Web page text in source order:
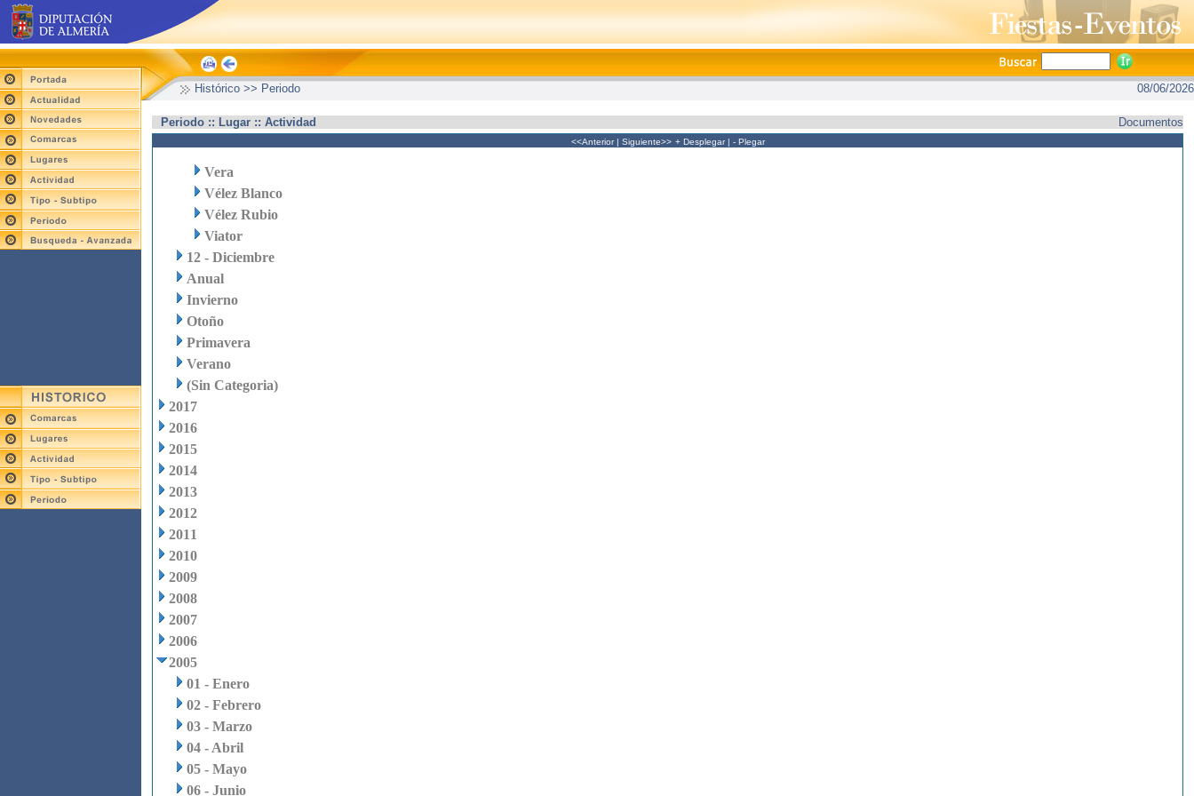
Histórico >> Periodo 08/06/2026
Periodo :: Lugar :: Actividad Documentos
<<Anterior| Siguiente>> + Desplegar| - Plegar
Vera
Vélez Blanco
Vélez Rubio
Viator
12 - Diciembre
Anual
Invierno
Otoño
Primavera
Verano
(Sin Categoria)
2017
2016
2015
2014
2013
2012
2011
2010
2009
2008
2007
2006
2005
01 - Enero
02 - Febrero
03 - Marzo
04 - Abril
05 - Mayo
06 - Junio